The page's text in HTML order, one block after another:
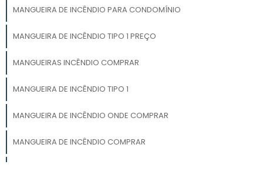
MANGUEIRA DE INCÊNDIO PARA CONDOMÍNIO
MANGUEIRA DE INCÊNDIO TIPO 1 PREÇO
MANGUEIRAS INCÊNDIO COMPRAR
MANGUEIRA DE INCÊNDIO TIPO 1
MANGUEIRA DE INCÊNDIO ONDE COMPRAR
MANGUEIRA DE INCÊNDIO COMPRAR